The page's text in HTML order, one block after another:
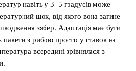
навіть у 3–5 градусів може
шок, від якого вона загине
зябер. Адаптація має бути
пакети з рибою просто у ставок на
всередині зрівнялася з